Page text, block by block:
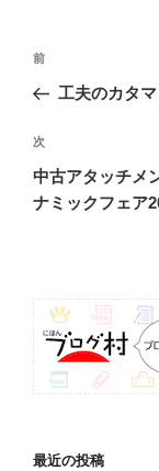
投
ナ
ビ
ゲ
ー
前
の
稿
前
工夫のカタ
次
の
投
次
中古アタッチメ
ナミックフェア
最近の投稿